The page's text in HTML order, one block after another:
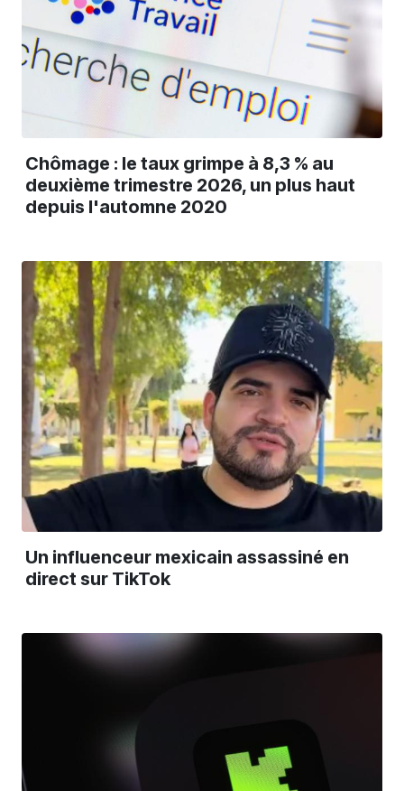
Chômage : le taux grimpe à 8,3 % au
deuxième trimestre 2026, un plus haut
depuis l'automne 2020
Un influenceur mexicain assassiné en
direct sur TikTok